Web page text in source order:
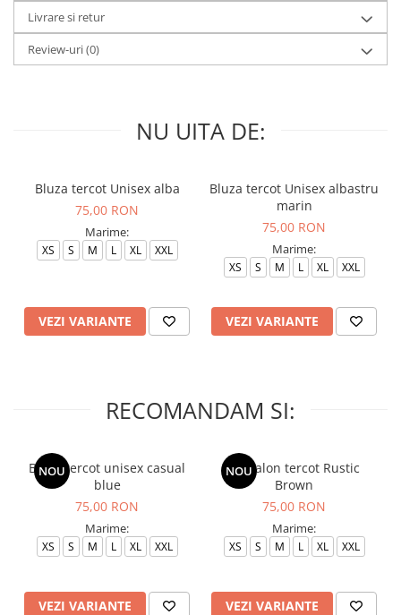
Livrare si retur
Review-uri(0)
NU UITA DE:
Bluza tercot Unisex alba
75,00 RON
Marime:
XS S M L XL XXL
VEZI VARIANTE
Bluza tercot Unisex albastru
marin
75,00 RON
Marime:
XS S M L XL XXL
VEZI VARIANTE
RECOMANDAM SI:
NOU
Bluza tercot unisex casual
blue
75,00 RON
Marime:
XS S M L XL XXL
VEZI VARIANTE
NOU
Pantalon tercot Rustic
Brown
75,00 RON
Marime:
XS S M L XL XXL
VEZI VARIANTE